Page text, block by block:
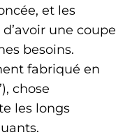
et les
une coupe
besoins.
fabriqué en
chose
les longs